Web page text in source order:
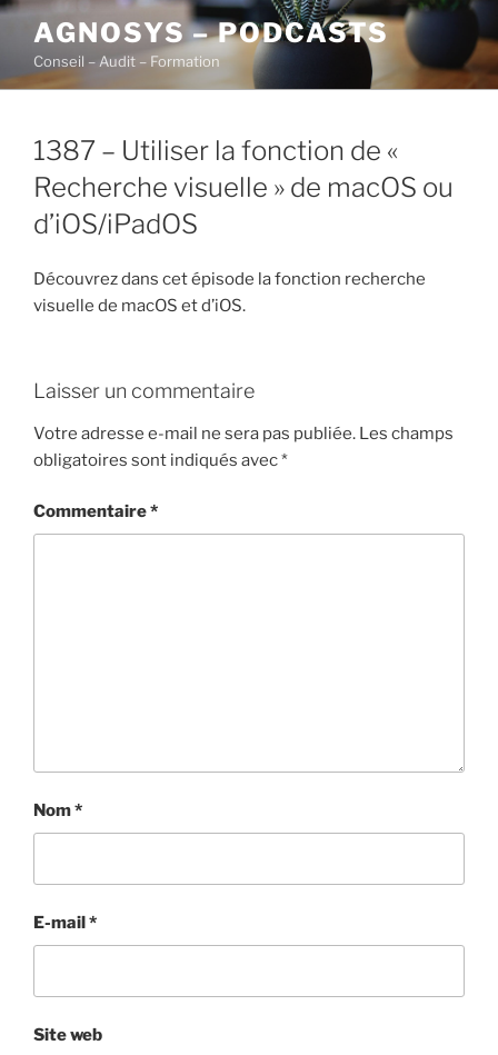
Aller
contenu
principal
AGNOSYS – PODCASTS
Conseil – Audit – Formation
1387 – Utiliser la fonction de «
Recherche visuelle » de macOS ou
d’iOS/iPadOS
Découvrez dans cet épisode la fonction recherche
visuelle de macOS et d’iOS.
Laisser un commentaire
Votre adresse e-mail ne sera pas publiée. Les champs
obligatoires sont indiqués avec*
Commentaire*
Nom*
E-mail*
Site web